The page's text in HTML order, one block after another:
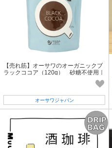
【売れ筋】オーサワのオーガニックブ
ラックココア（120g） 砂糖不使用｜
オーサワジャパン